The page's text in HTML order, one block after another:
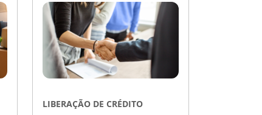
LIBERAÇÃO DE CRÉDITO